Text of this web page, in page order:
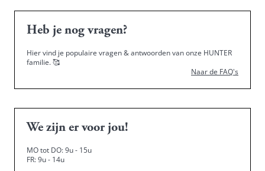
Heb je nog vragen?
Hier vind je populaire vragen & antwoorden van onze HUNTER
familie.🥰
Naar de FAQ's
We zijn er voor jou!
MO tot DO: 9u - 15u
FR: 9u - 14u